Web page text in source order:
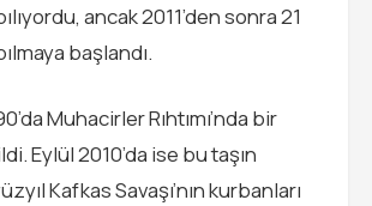
ancak 2011’den sonra 21
başlandı.
Muhacirler Rıhtımı’nda bir
Eylül 2010’da ise bu taşın
Kafkas Savaşı’nın kurbanları